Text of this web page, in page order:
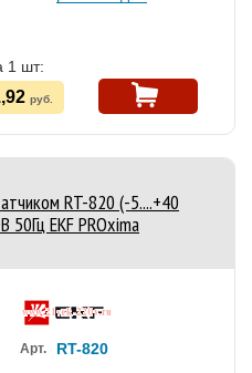
1 шт:
руб.
RT-820 (-5....+40
EKF PROxima
Арт. RT-820